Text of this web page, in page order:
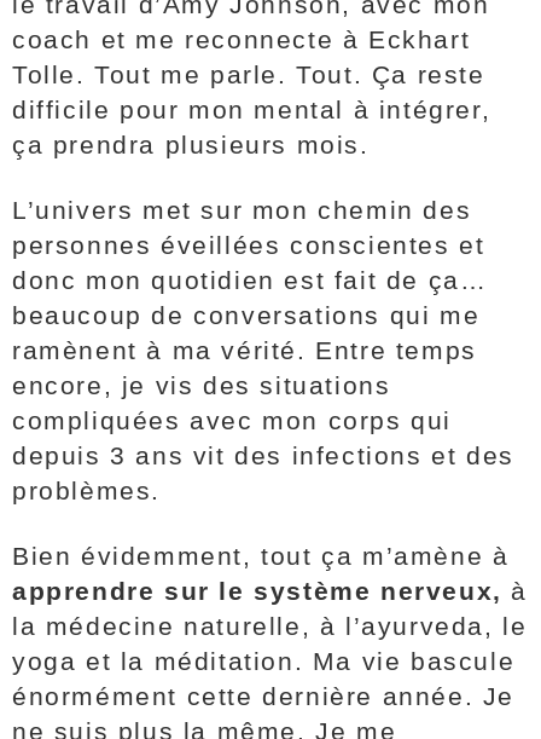
coach et me reconnecte à Eckhart
Tolle. Tout me parle. Tout. Ça reste
difficile pour mon mental à intégrer,
ça prendra plusieurs mois.
L’univers met sur mon chemin des
personnes éveillées conscientes et
donc mon quotidien est fait de ça…
beaucoup de conversations qui me
ramènent à ma vérité. Entre temps
encore, je vis des situations
compliquées avec mon corps qui
depuis 3 ans vit des infections et des
problèmes.
Bien évidemment, tout ça m’amène à
apprendre sur le système nerveux, à
la médecine naturelle, à l’ayurveda, le
yoga et la méditation. Ma vie bascule
énormément cette dernière année. Je
ne suis plus la même. Je me